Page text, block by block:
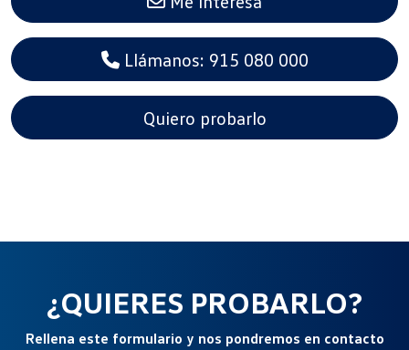
Llámanos: 915 080 000
Quiero probarlo
¿QUIERES PROBARLO?
Rellena este formulario y nos pondremos en contacto